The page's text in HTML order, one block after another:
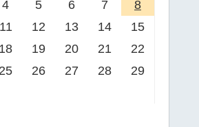
4 5 6 7
8
11 12 13 14
15
18 19 20 21
22
25 26 27 28
29